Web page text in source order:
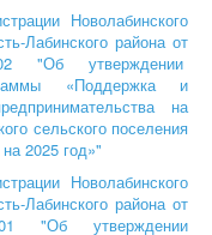
Новолабинского
Лабинского района от
утверждении
«Поддержка и
на
сельского поселения
2025 год»"
Новолабинского
Лабинского района от
"Об утверждении